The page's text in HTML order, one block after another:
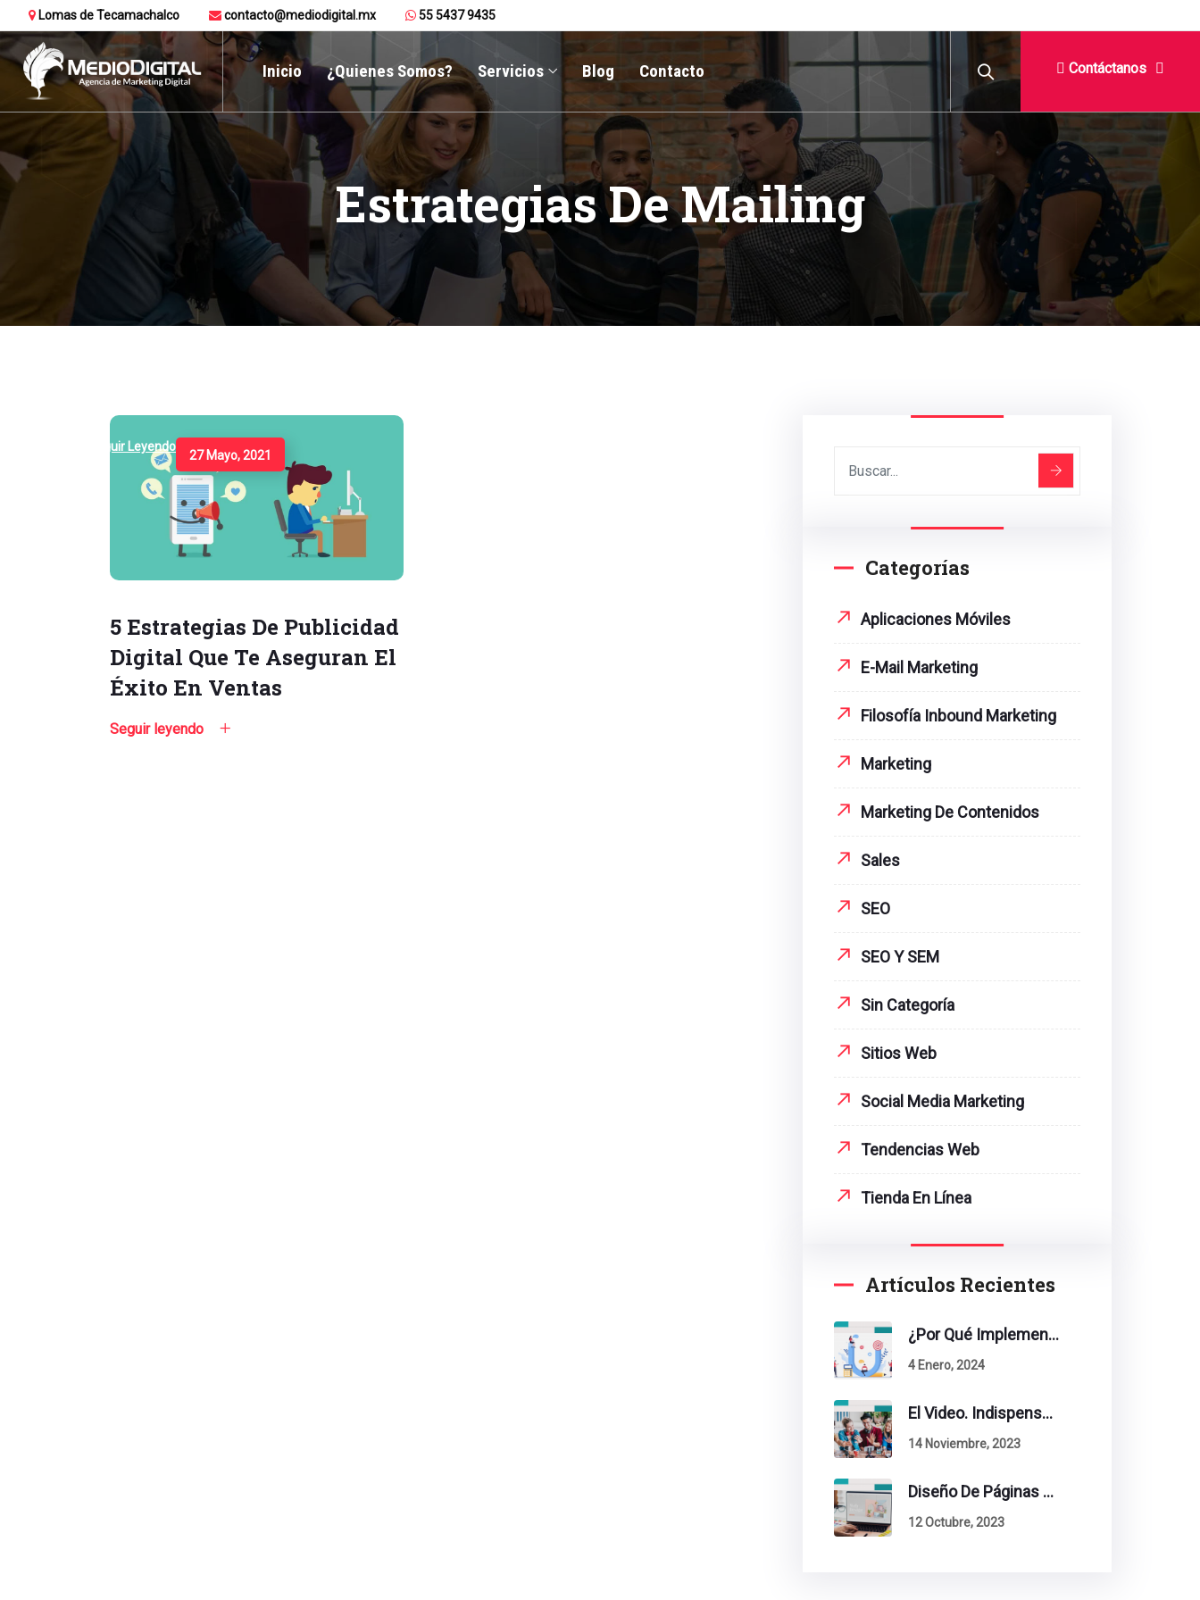
Lomas de Tecamachalco contacto@mediodigital.mx 55 5437 9435
Inicio ¿Quienes Somos? Servicios Blog Contacto Contáctanos
Estrategias De Mailing
Seguir Leyendo
27 Mayo, 2021
5 Estrategias De Publicidad
Digital Que Te Aseguran El
Éxito En Ventas
Seguir leyendo
Categorías
Aplicaciones Móviles
E-Mail Marketing
Filosofía Inbound Marketing
Marketing
Marketing De Contenidos
Sales
SEO
SEO Y SEM
Sin Categoría
Sitios Web
Social Media Marketing
Tendencias Web
Tienda En Línea
Artículos Recientes
¿Por Qué Implementar La Metodología Inbound Marketing En Tu Empresa?
4 Enero, 2024
El Video. Indispensable En Tu Estrategia De Contenidos.
14 Noviembre, 2023
Diseño De Páginas Web. Esto Debe Tener Un Sitio Exitoso.
12 Octubre, 2023